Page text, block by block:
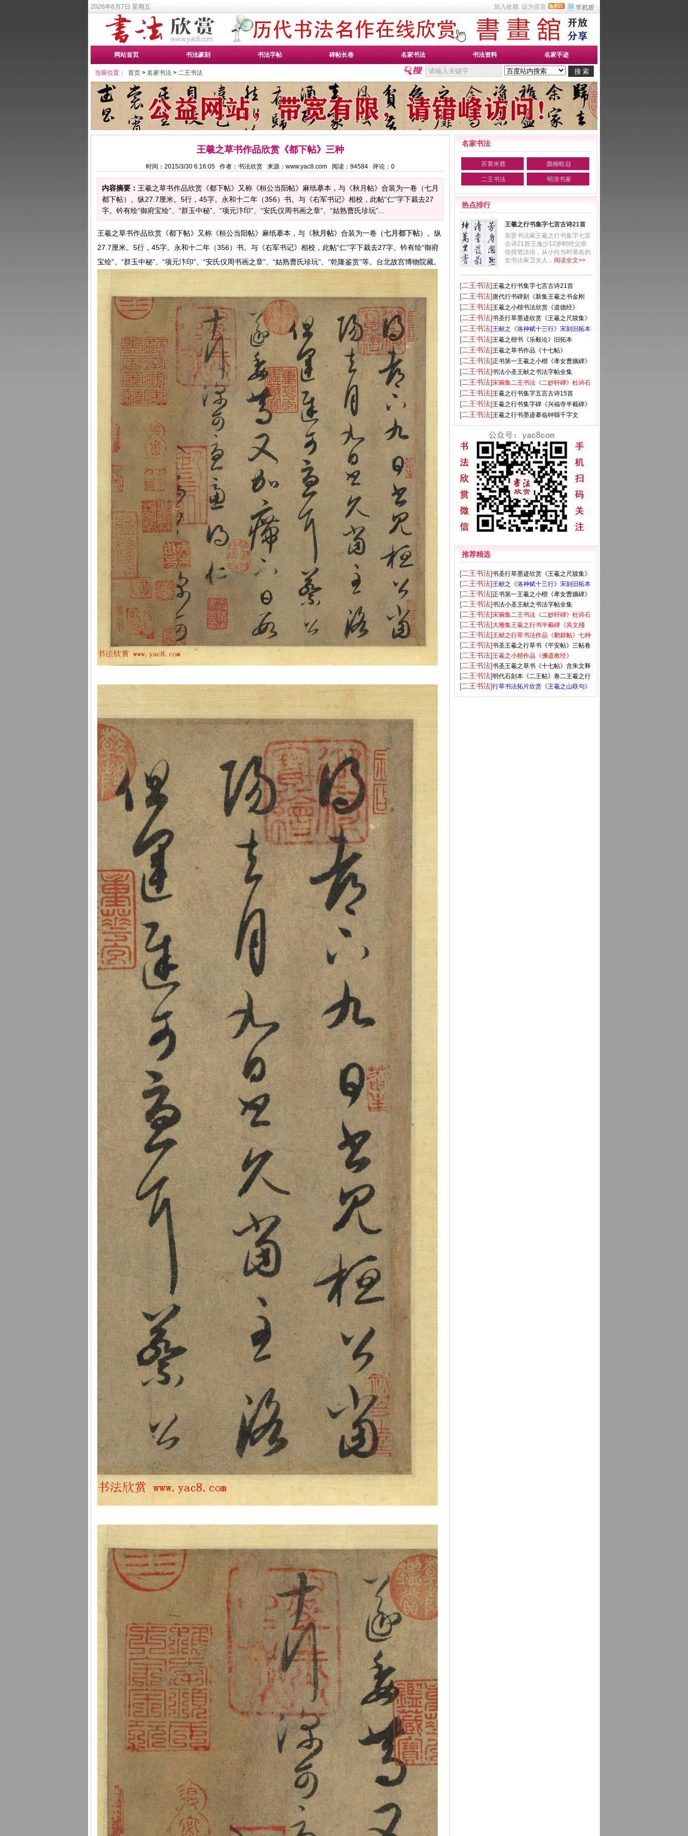
2026年8月7日 星期五 加入收藏 设为首页
网站首页 书法篆刻 书法字帖 碑帖长卷 名家书法 书法资料 名家手迹
当前位置： 首页 > 名家书法 > 二王书法
王羲之草书作品欣赏《都下帖》三种
时间：2015/3/30 6:16:05 作者：书法欣赏 来源：www.yac8.com 阅读： 94584 评论： 0
内容摘要： 王羲之草书作品欣赏《都下帖》又称《桓公当阳帖》麻纸摹本，与《秋月帖》合装为一卷（七月
都下帖）。纵27.7厘米。5行，45字。永和十二年（356）书。与《右军书记》相校，此帖“仁”字下裁去27
字。钤有绘“御府宝绘”、“群玉中秘”、“项元汴印”、“安氏仪周书画之章”、“姑熟曹氏珍玩”...
王羲之草书作品欣赏《都下帖》又称《桓公当阳帖》麻纸摹本，与《秋月帖》合装为一卷（七月都下帖）。纵
27.7厘米。5行，45字。永和十二年（356）书。与《右军书记》相校，此帖“仁”字下裁去27字。钤有绘“御府
宝绘”、“群玉中秘”、“项元汴印”、“安氏仪周书画之章”、“姑熟曹氏珍玩”、“乾隆鉴赏”等。台北故宫博物院藏。
名家书法
苏黄米蔡 颜柳欧赵
二王书法 明清书家
热点排行
王羲之行书集字七言古诗21首
东晋书法家王羲之行书集字七言
古诗21首王逸少12岁时经父亲
传授笔法论，从小向当时著名的
女书法家卫夫人... 阅读全文>>
[二王书法]王羲之行书集字七言古诗21首
[二王书法]唐代行书碑刻《新集王羲之书金刚
经》
[二王书法]王羲之小楷书法欣赏《道德经》
[二王书法]书圣行草墨迹欣赏《王羲之尺牍集》
原色法帖
[二王书法]王献之《洛神赋十三行》宋刻旧拓本
[二王书法]王羲之楷书《乐毅论》旧拓本
[二王书法]王羲之草书作品《十七帖》
[二王书法]正书第一王羲之小楷《孝女曹娥碑》
两种
[二王书法]书法小圣王献之书法字帖全集
[二王书法]宋琬集二王书法《二妙轩碑》杜诗石
刻
[二王书法]王羲之行书集字五言古诗15首
[二王书法]王羲之行书集字碑《兴福寺半截碑》
[二王书法]王羲之行书墨迹摹临钟繇千字文
推荐精选
[二王书法]书圣行草墨迹欣赏《王羲之尺牍集》
原色法帖
[二王书法]王献之《洛神赋十三行》宋刻旧拓本
[二王书法]正书第一王羲之小楷《孝女曹娥碑》
两种
[二王书法]书法小圣王献之书法字帖全集
[二王书法]宋琬集二王书法《二妙轩碑》杜诗石
刻
[二王书法]大雅集王羲之行书半截碑《吳文殘
碑》
[二王书法]王献之行草书法作品《鹅群帖》七种
[二王书法]书圣王羲之行草书《平安帖》三帖卷
彩图
[二王书法]王羲之小楷作品《佛遗教经》
[二王书法]书圣王羲之草书《十七帖》含朱文释
文（美国藏）
[二王书法]明代石刻本《二王帖》卷二王羲之行
草书帖
[二王书法]行草书法拓片欣赏《王羲之山联句》